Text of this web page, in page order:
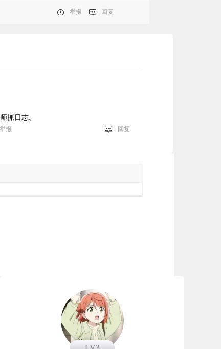
举报 回复
抓日志。
回复
举报